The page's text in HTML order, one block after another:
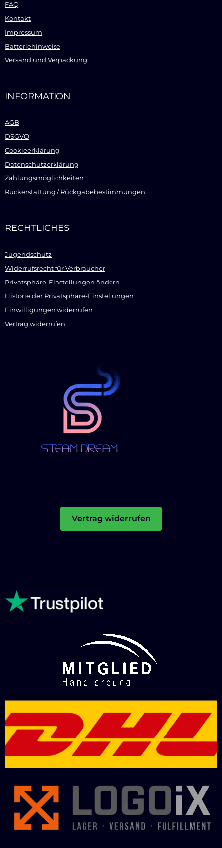
FAQ
Kontakt
Impressum
Batteriehinweise
Versand und Verpackung
INFORMATION
AGB
DSGVO
Cookieerklärung
Datenschutzerklärung
Zahlungsmöglichkeiten
Rückerstattung / Rückgabebestimmungen
RECHTLICHES
Jugendschutz
Widerrufsrecht für Verbraucher
Privatsphäre-Einstellungen ändern
Historie der Privatsphäre-Einstellungen
Einwilligungen widerrufen
Vertrag widerrufen
Vertrag widerrufen